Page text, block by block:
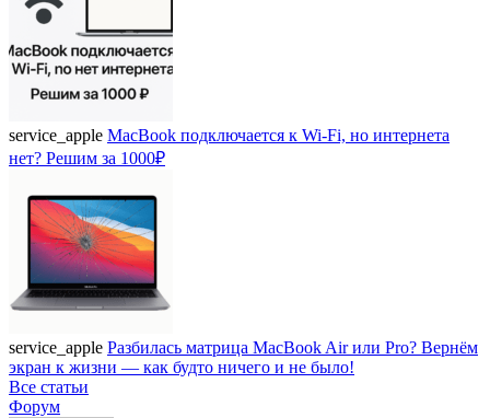
service_apple MacBook подключается к Wi-Fi, но интернета
нет? Решим за 1000₽
service_apple Разбилась матрица MacBook Air или Pro? Вернём
экран к жизни — как будто ничего и не было!
Все статьи
Форум